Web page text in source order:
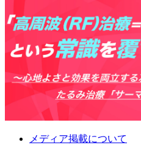
メディア掲載について